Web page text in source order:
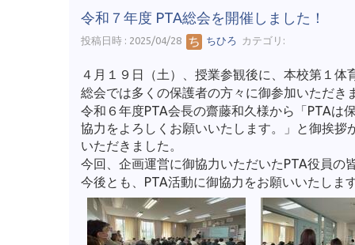
令和７年度 PTA総会を開催しました！
投稿日時 : 2025/04/28 ちひろ カテゴリ:
４月１９日（土）、授業参観後に、本校第１
総会では多くの保護者の方々に御参加いただき
令和６年度PTA会長の齋藤和久様から「PTAは
協力をよろしくお願いいたします。」と御挨
いただきました。
今回、企画運営に御協力いただいたPTA役員の
今後とも、PTA活動に御協力をお願いいたしま